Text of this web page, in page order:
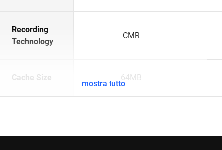
Recording
Technology
CMR
Cache Size 64MB
mostra tutto